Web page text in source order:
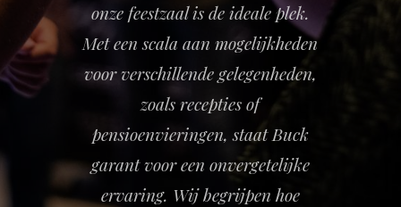
onze feestzaal is de ideale plek.
Met een scala aan mogelijkheden
voor verschillende gelegenheden,
zoals recepties of
pensioenvieringen, staat Buck
garant voor een onvergetelijke
ervaring. Wij begrijpen hoe